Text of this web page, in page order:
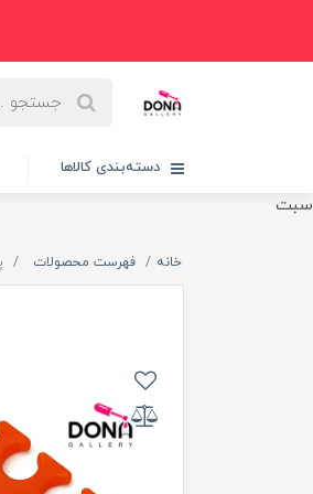
سبت
دسته‌بندی کالاها
خانه فهرست محصولات